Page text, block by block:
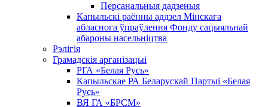
Персанальныя дадзеныя
Капыльскі раённы аддзел Мінскага
абласнога ўпраўлення Фонду сацыяльнай
абароны насельніцтва
Рэлігія
Грамадскія арганізацыі
РГА «Белая Русь»
Капыльскае РА Беларускай Партыі «Белая
Русь»
ВЯ ГА «БРСМ»